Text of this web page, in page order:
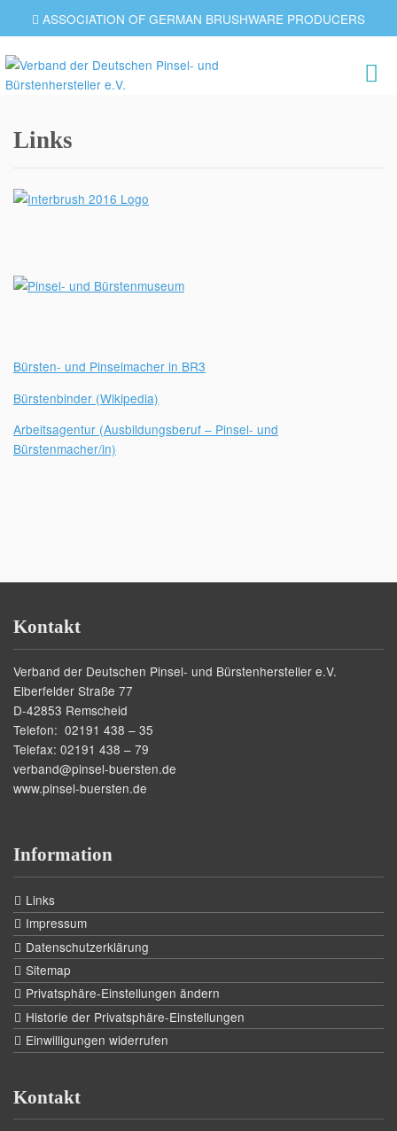
ASSOCIATION OF GERMAN BRUSHWARE PRODUCERS
Links
Bürsten- und Pinselmacher in BR3
Bürstenbinder (Wikipedia)
Arbeitsagentur (Ausbildungsberuf – Pinsel- und
Bürstenmacher/in)
Kontakt
Verband der Deutschen Pinsel- und Bürstenhersteller e.V.
Elberfelder Straße 77
D-42853 Remscheid
Telefon: 02191 438 – 35
Telefax: 02191 438 – 79
verband@pinsel-buersten.de
www.pinsel-buersten.de
Information
Links
Impressum
Datenschutzerklärung
Sitemap
Privatsphäre-Einstellungen ändern
Historie der Privatsphäre-Einstellungen
Einwilligungen widerrufen
Kontakt